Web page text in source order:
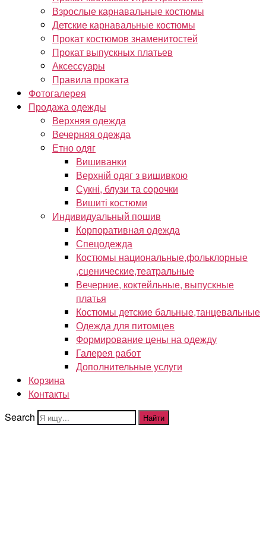
Взрослые карнавальные костюмы
Детские карнавальные костюмы
Прокат костюмов знаменитостей
Прокат выпускных платьев
Аксессуары
Правила проката
Фотогалерея
Продажа одежды
Верхняя одежда
Вечерняя одежда
Етно одяг
Вишиванки
Верхній одяг з вишивкою
Сукні, блузи та сорочки
Вишиті костюми
Индивидуальный пошив
Корпоративная одежда
Спецодежда
Костюмы национальные,фольклорные
,сценические,театральные
Вечерние, коктейльные, выпускные
платья
Костюмы детские бальные,танцевальные
Одежда для питомцев
Формирование цены на одежду
Галерея работ
Дополнительные услуги
Корзина
Контакты
Search
Найти